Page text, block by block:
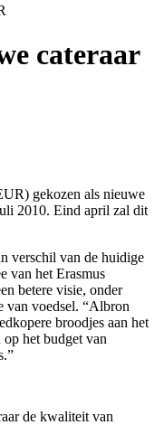
cateraar
gekozen als nieuwe
2010. Eind april zal dit
verschil van de huidige
van het Erasmus
betere visie, onder
van voedsel. “Albron
broodjes aan het
het budget van
de kwaliteit van